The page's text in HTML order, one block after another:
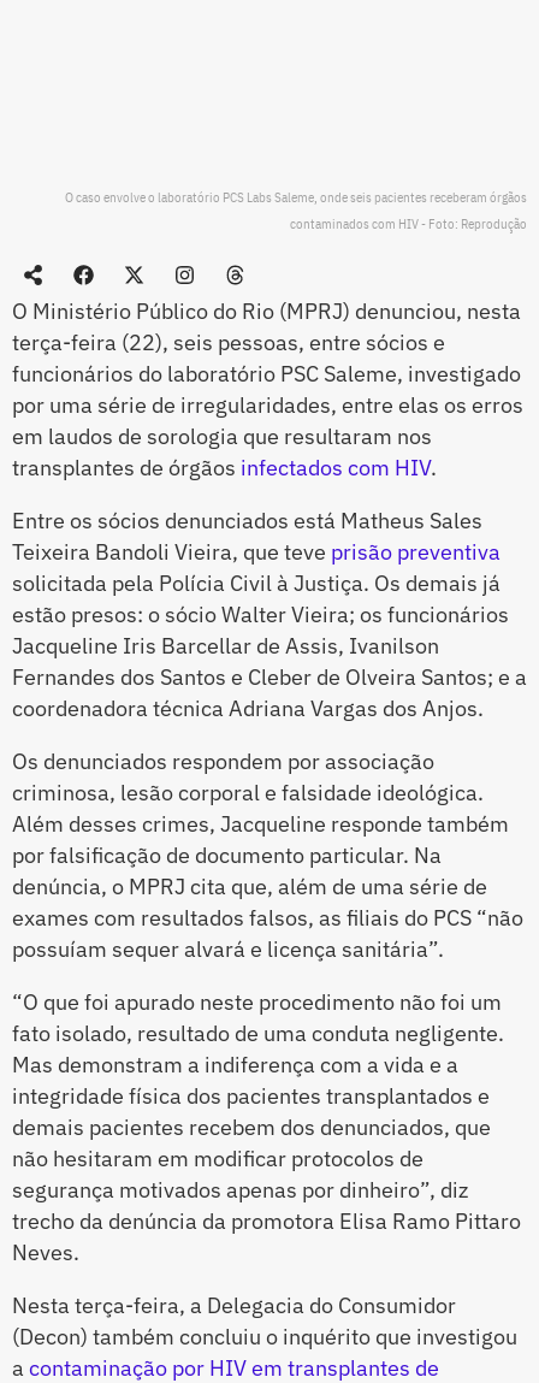
O caso envolve o laboratório PCS Labs Saleme, onde seis pacientes receberam órgãos
contaminados com HIV - Foto: Reprodução
O Ministério Público do Rio (MPRJ) denunciou, nesta
terça-feira (22), seis pessoas, entre sócios e
funcionários do laboratório PSC Saleme, investigado
por uma série de irregularidades, entre elas os erros
em laudos de sorologia que resultaram nos
transplantes de órgãos infectados com HIV.
Entre os sócios denunciados está Matheus Sales
Teixeira Bandoli Vieira, que teve prisão preventiva
solicitada pela Polícia Civil à Justiça. Os demais já
estão presos: o sócio Walter Vieira; os funcionários
Jacqueline Iris Barcellar de Assis, Ivanilson
Fernandes dos Santos e Cleber de Olveira Santos; e a
coordenadora técnica Adriana Vargas dos Anjos.
Os denunciados respondem por associação
criminosa, lesão corporal e falsidade ideológica.
Além desses crimes, Jacqueline responde também
por falsificação de documento particular. Na
denúncia, o MPRJ cita que, além de uma série de
exames com resultados falsos, as filiais do PCS “não
possuíam sequer alvará e licença sanitária”.
“O que foi apurado neste procedimento não foi um
fato isolado, resultado de uma conduta negligente.
Mas demonstram a indiferença com a vida e a
integridade física dos pacientes transplantados e
demais pacientes recebem dos denunciados, que
não hesitaram em modificar protocolos de
segurança motivados apenas por dinheiro”, diz
trecho da denúncia da promotora Elisa Ramo Pittaro
Neves.
Nesta terça-feira, a Delegacia do Consumidor
(Decon) também concluiu o inquérito que investigou
a contaminação por HIV em transplantes de